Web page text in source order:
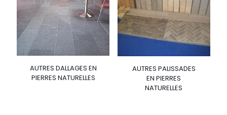
AUTRES DALLAGES EN
PIERRES NATURELLES
AUTRES PALISSADES
EN PIERRES
NATURELLES